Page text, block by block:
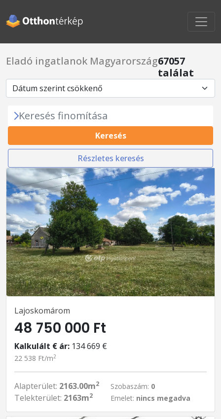
Eladó ingatlanok Magyarország67057
találat
Keresés finomítása
Keresés
Részletes keresés
Lajoskomárom
48 750 000 Ft
Kalkulált € ár: 134 669 €
22 538 Ft/m2
Alapterület: 2163.00m2
Telekterület: 2163m2
Szobaszám: 0
Emelet: nincs megadva